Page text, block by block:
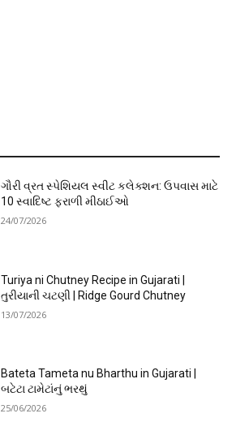
ગૌરી વ્રત સ્પેશિયલ સ્વીટ કલેક્શન: ઉપવાસ માટે
10 સ્વાદિષ્ટ ફરાળી મીઠાઈઓ
24/07/2026
Turiya ni Chutney Recipe in Gujarati |
તુરીયાની ચટણી | Ridge Gourd Chutney
13/07/2026
Bateta Tameta nu Bharthu in Gujarati |
બટેટા ટામેટાંનું ભરથું
25/06/2026